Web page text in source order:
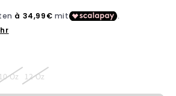
10 Oz 12 Oz